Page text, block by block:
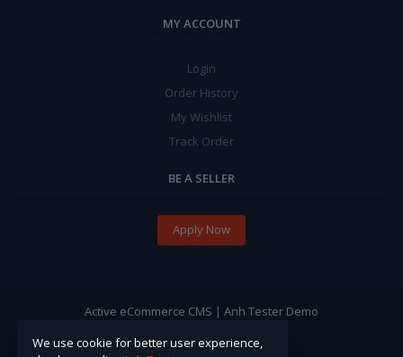
MY ACCOUNT
Login
Order History
My Wishlist
Track Order
BE A SELLER
Apply Now
Active eCommerce CMS | Anh Tester Demo
We use cookie for better user experience,